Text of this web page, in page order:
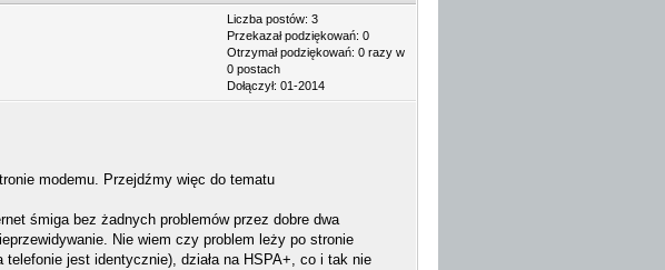
Liczba postów: 3
Przekazał podziękowań: 0
Otrzymał podziękowań: 0 razy w
0 postach
Dołączył: 01-2014
modemu. Przejdźmy więc do tematu
śmiga bez żadnych problemów przez dobre dwa
Nie wiem czy problem leży po stronie
jest identycznie), działa na HSPA+, co i tak nie